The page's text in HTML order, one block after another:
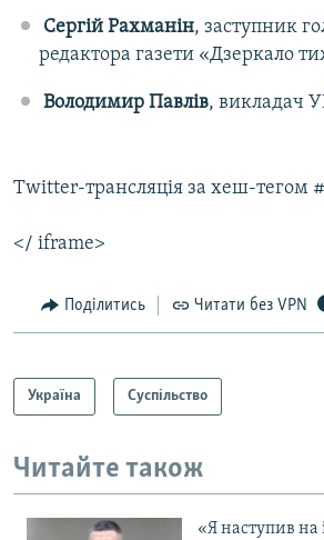
ДОЛУЧАЙСЯ!
Усі сайти RFE/RL
Сергій Рахманін, заступник
редактора газети «Дзеркало
Володимир Павлів, викладач
Twitter-трансляція за хеш-тегом
</ iframe>
Поділитись Читати без VPN
Україна Суспільство
Читайте також
«Я наступив на